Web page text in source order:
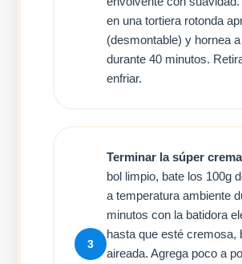
en una tortiera rotonda
(desmontable) y hornea a
durante 40 minutos.
enfriar.
3
Terminar la súper
bol limpio, bate los 100g
a temperatura ambiente
minutos con la batidora
hasta que esté cremosa,
aireada. Agrega poco a